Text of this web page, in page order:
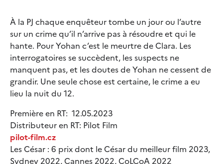
À la PJ chaque enquêteur tombe un jour ou l’autre
sur un crime qu’il n’arrive pas à résoudre et qui le
hante. Pour Yohan c’est le meurtre de Clara. Les
interrogatoires se succèdent, les suspects ne
manquent pas, et les doutes de Yohan ne cessent de
grandir. Une seule chose est certaine, le crime a eu
lieu la nuit du 12.
Première en RT: 12.05.2023
Distributeur en RT: Pilot Film
pilot-film.cz
Les César : 6 prix dont le César du meilleur film 2023,
Sydney 2022, Cannes 2022, CoLCoA 2022